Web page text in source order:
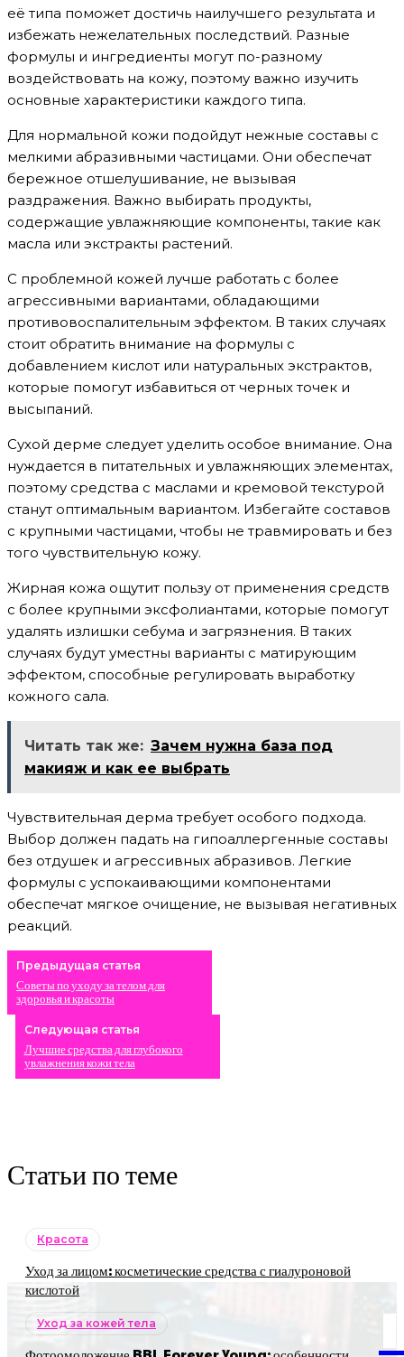
её типа поможет достичь наилучшего результата и
избежать нежелательных последствий. Разные
формулы и ингредиенты могут по-разному
воздействовать на кожу, поэтому важно изучить
основные характеристики каждого типа.
Для нормальной кожи подойдут нежные составы с
мелкими абразивными частицами. Они обеспечат
бережное отшелушивание, не вызывая
раздражения. Важно выбирать продукты,
содержащие увлажняющие компоненты, такие как
масла или экстракты растений.
С проблемной кожей лучше работать с более
агрессивными вариантами, обладающими
противовоспалительным эффектом. В таких случаях
стоит обратить внимание на формулы с
добавлением кислот или натуральных экстрактов,
которые помогут избавиться от черных точек и
высыпаний.
Сухой дерме следует уделить особое внимание. Она
нуждается в питательных и увлажняющих элементах,
поэтому средства с маслами и кремовой текстурой
станут оптимальным вариантом. Избегайте составов
с крупными частицами, чтобы не травмировать и без
того чувствительную кожу.
Жирная кожа ощутит пользу от применения средств
с более крупными эксфолиантами, которые помогут
удалять излишки себума и загрязнения. В таких
случаях будут уместны варианты с матирующим
эффектом, способные регулировать выработку
кожного сала.
Читать так же: Зачем нужна база под
макияж и как ее выбрать
Чувствительная дерма требует особого подхода.
Выбор должен падать на гипоаллергенные составы
без отдушек и агрессивных абразивов. Легкие
формулы с успокаивающими компонентами
обеспечат мягкое очищение, не вызывая негативных
реакций.
Предыдущая статья
Советы по уходу за телом для
здоровья и красоты
Следующая статья
Лучшие средства для глубокого
увлажнения кожи тела
Статьи по теме
Красота
Уход за лицом: косметические средства с гиалуроновой
кислотой
Уход за кожей тела